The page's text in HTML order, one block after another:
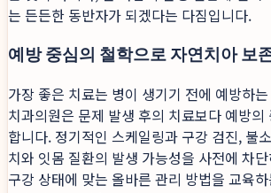
는 든든한 동반자가 되겠다는 다짐입니다.
예방 중심의 철학으로 자연치아 보
가장 좋은 치료는 병이 생기기 전에 예방하
치과의원은 문제 발생 후의 치료보다 예방의
합니다. 정기적인 스케일링과 구강 검진, 불
치와 잇몸 질환의 발생 가능성을 사전에 차
구강 상태에 맞는 올바른 관리 방법을 교육